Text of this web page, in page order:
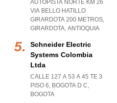
AUTOPISTA NORTE KM 26
VIA BELLO HATILLO
GIRARDOTA 200 METROS,
GIRARDOTA, ANTIOQUIA
Schneider Electric
Systems Colombia
Ltda
CALLE 127 A 53 A 45 TE 3
PISO 6, BOGOTA D C,
BOGOTA